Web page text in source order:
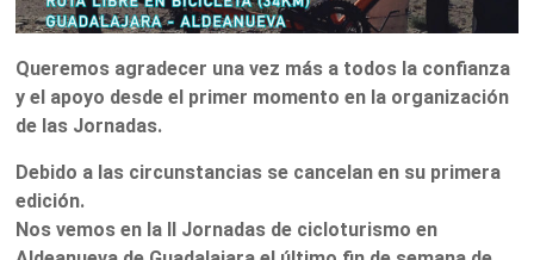
Queremos agradecer una vez más a todos la confianza
y el apoyo desde el primer momento en la organización
de las Jornadas.
Debido a las circunstancias se cancelan en su primera
edición.
Nos vemos en la II Jornadas de cicloturismo en